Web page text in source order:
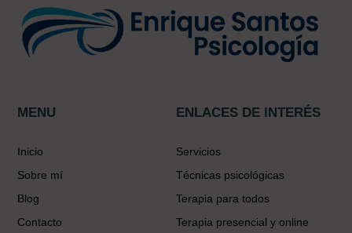
MENU
Inicio
Sobre mí
Blog
Contacto
ENLACES DE INTERÉS
Servicios
Técnicas psicológicas
Terapia para todos
Terapia presencial y online